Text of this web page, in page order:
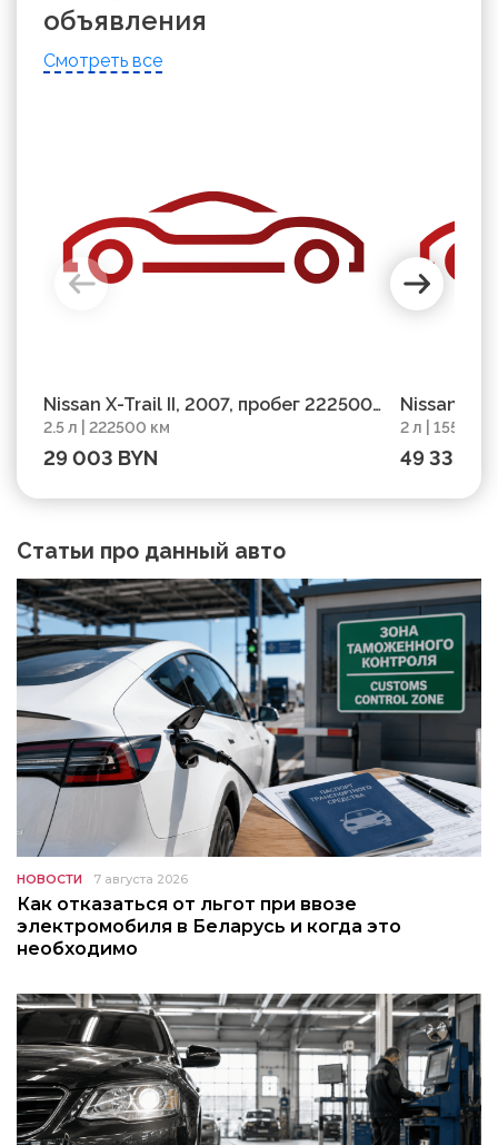
объявления
Смотреть все
Nissan X-Trail II, 2007, пробег 222500
км
2.5 л | 222500 км
29 003 BYN
Nissan X-
155500 км
2 л | 155500
49 335
Статьи про данный авто
НОВОСТИ 7 августа 2026
Как отказаться от льгот при ввозе
электромобиля в Беларусь и когда это
необходимо